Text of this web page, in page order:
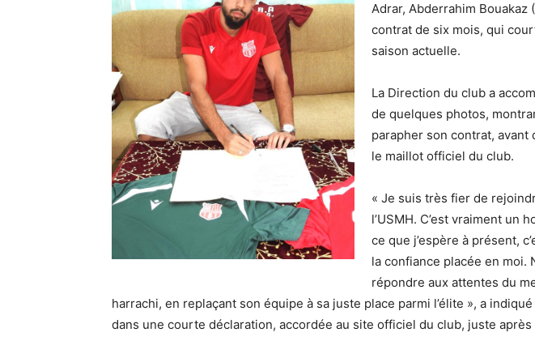
Adrar, Abderrahim Bouakaz
contrat de six mois, qui
saison actuelle.
La Direction du club a
de quelques photos,
parapher son contrat, avant
le maillot officiel du club.
« Je suis très fier de
l’USMH. C’est vraiment un
ce que j’espère à présent,
la confiance placée en moi.
répondre aux attentes du
harrachi, en replaçant son équipe à sa juste place parmi l’élite », a
dans une courte déclaration, accordée au site officiel du club, juste après